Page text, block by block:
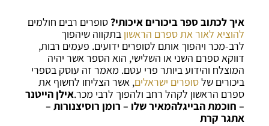
איך לכתוב ספר ביכורים איכותי?סופרים רבים חולמים
להוציא לאור את ספרם הראשון בתקווה שיהפוך
לרב-מכר ויהפוך אותם לסופרים ידועים. פעמים רבות,
דווקא ספרם השני או השלישי, הוא הספר אשר יהיה
המוצלח והידוע ביותר פרי עטם. מאמר זה עוסק בספרי
ביכורים שלסופרים ישראלים, אשר הצליחו לחשוף את
ספרם הראשון לקהל רחב ולהפוך לרבי מכר.אילן הייטנר
– חוכמת הבייגלהמאיר שלו – רומן רוסיצנורות –
אתגר קרת